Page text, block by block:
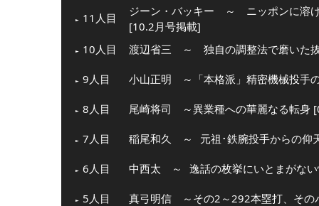
11人目
ジーン・バッキー ～ ニッポンに溶
[10.2月号掲載]
10人目
渡辺省三 ～ 独自の調整法で磨いた
9人目 小山正明 ～「本格派」精密機械投手
8人目 尾崎将司 ～異業種への華麗なる転身
7人目 稲尾和久 ～ 元祖･鉄腕投手からの仰
6人目 中西太 ～ 逸話の枚挙にいとまがな
5人目 真弓明信 ～その2～292本塁打、その